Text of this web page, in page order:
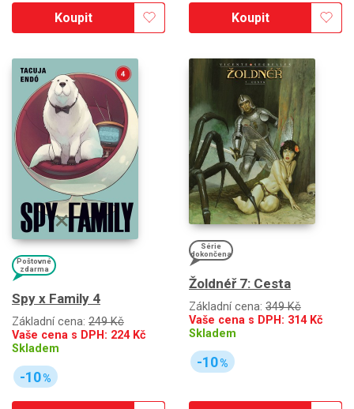
Koupit Koupit
Poštovné
zdarma
Spy x Family 4
Základní cena: 249 Kč
Vaše cena s DPH: 224Kč
Skladem
-10%
Série
dokončena
Žoldnéř 7: Cesta
Základní cena: 349 Kč
Vaše cena s DPH: 314Kč
Skladem
-10%